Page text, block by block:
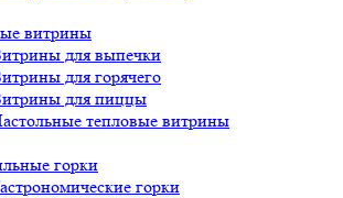
витрины
для выпечки
для горячего
для пиццы
тепловые витрины
горки
горки